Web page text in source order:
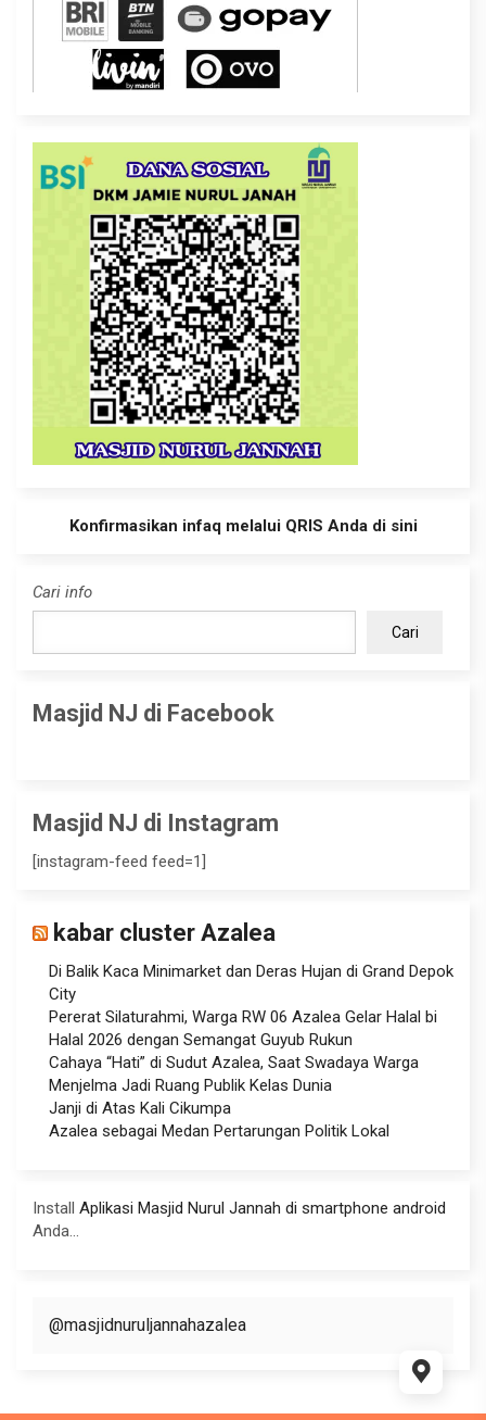
Konfirmasikan infaq melalui QRIS Anda di sini
Cari info
Cari
Masjid NJ di Facebook
Masjid NJ di Instagram
[instagram-feed feed=1]
kabar cluster Azalea
Di Balik Kaca Minimarket dan Deras Hujan di Grand Depok
City
Pererat Silaturahmi, Warga RW 06 Azalea Gelar Halal bi
Halal 2026 dengan Semangat Guyub Rukun
Cahaya “Hati” di Sudut Azalea, Saat Swadaya Warga
Menjelma Jadi Ruang Publik Kelas Dunia
Janji di Atas Kali Cikumpa
Azalea sebagai Medan Pertarungan Politik Lokal
Install Aplikasi Masjid Nurul Jannah di smartphone android
Anda...
@masjidnuruljannahazalea